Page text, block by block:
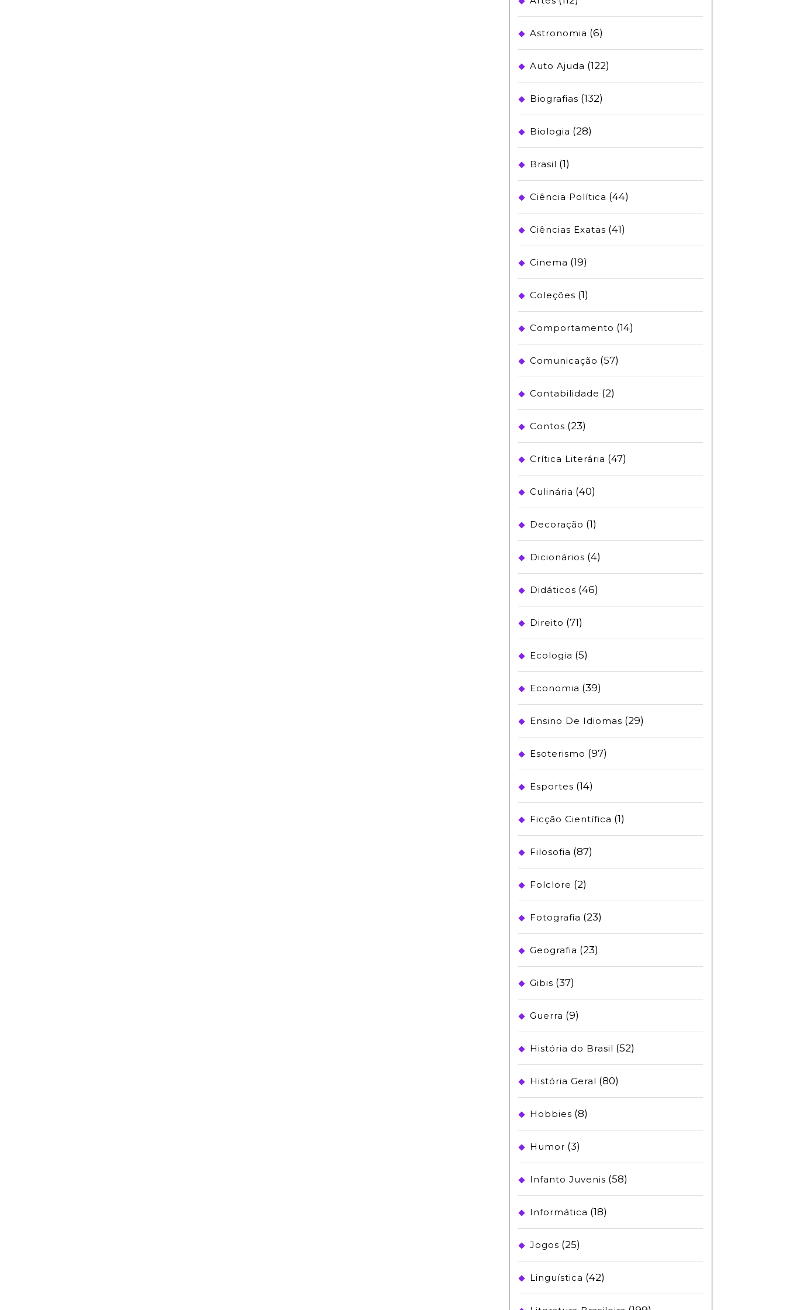
Astronomia (6)
Auto Ajuda (122)
Biografias (132)
Biologia (28)
Brasil (1)
Ciência Política (44)
Ciências Exatas (41)
Cinema (19)
Coleções (1)
Comportamento (14)
Comunicação (57)
Contabilidade (2)
Contos (23)
Crítica Literária (47)
Culinária (40)
Decoração (1)
Dicionários (4)
Didáticos (46)
Direito (71)
Ecologia (5)
Economia (39)
Ensino De Idiomas (29)
Esoterismo (97)
Esportes (14)
Ficção Científica (1)
Filosofia (87)
Folclore (2)
Fotografia (23)
Geografia (23)
Gibis (37)
Guerra (9)
História do Brasil (52)
História Geral (80)
Hobbies (8)
Humor (3)
Infanto Juvenis (58)
Informática (18)
Jogos (25)
Linguística (42)